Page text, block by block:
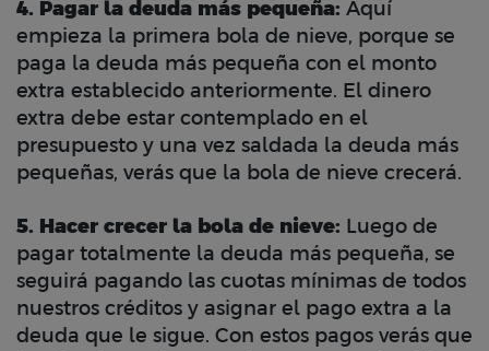
4. Pagar la deuda más pequeña: Aquí
empieza la primera bola de nieve, porque se
paga la deuda más pequeña con el monto
extra establecido anteriormente. El dinero
extra debe estar contemplado en el
presupuesto y una vez saldada la deuda más
pequeñas, verás que la bola de nieve crecerá.
5. Hacer crecer la bola de nieve: Luego de
pagar totalmente la deuda más pequeña, se
seguirá pagando las cuotas mínimas de todos
nuestros créditos y asignar el pago extra a la
deuda que le sigue. Con estos pagos verás que